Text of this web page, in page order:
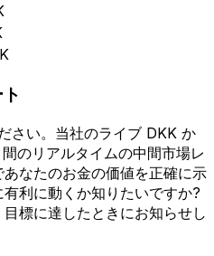
さい。当社のライブ DKK か
のリアルタイムの中間市場レ
なたのお金の価値を正確に示
利に動くか知りたいですか?
標に達したときにお知らせし